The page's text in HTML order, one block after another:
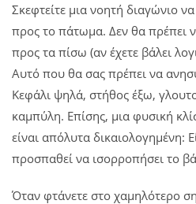
Σκεφτείτε μια νοητή διαγώνιο
προς το πάτωμα. Δεν θα πρέπει
προς τα πίσω (αν έχετε βάλει
Αυτό που θα σας πρέπει να
Κεφάλι ψηλά, στήθος έξω,
καμπύλη. Επίσης, μια φυσική
είναι απόλυτα δικαιολογημένη:
προσπαθεί να ισορροπήσει το
Όταν φτάνετε στο χαμηλότερο